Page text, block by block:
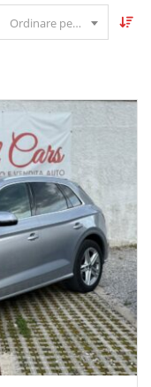
Ordinare per data